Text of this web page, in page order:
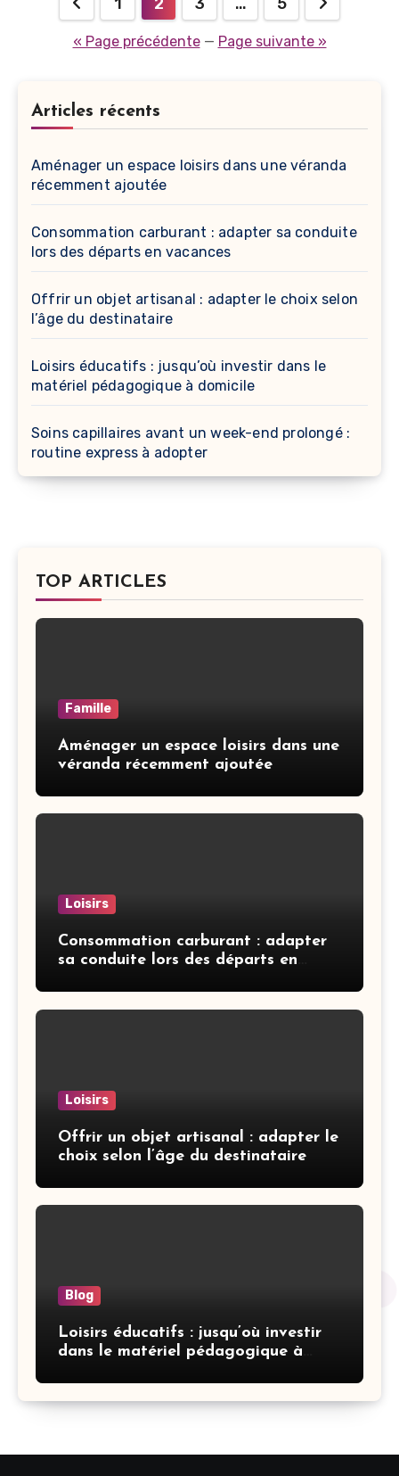
« Page précédente— Page suivante »
Articles récents
Aménager un espace loisirs dans une véranda
récemment ajoutée
Consommation carburant : adapter sa conduite
lors des départs en vacances
Offrir un objet artisanal : adapter le choix selon
l’âge du destinataire
Loisirs éducatifs : jusqu’où investir dans le
matériel pédagogique à domicile
Soins capillaires avant un week-end prolongé :
routine express à adopter
TOP ARTICLES
Famille
Aménager un espace loisirs dans une
véranda récemment ajoutée
Loisirs
Consommation carburant : adapter
sa conduite lors des départs en
Loisirs
Offrir un objet artisanal : adapter le
choix selon l’âge du destinataire
Blog
Loisirs éducatifs : jusqu’où investir
dans le matériel pédagogique à